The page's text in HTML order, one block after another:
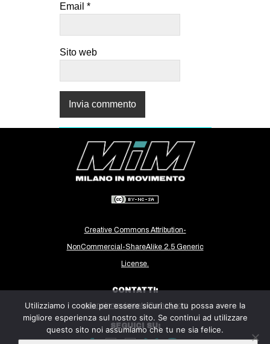
Email *
Sito web
Creative Commons Attribution-
NonCommercial-ShareAlike 2.5 Generic
License.
CONTATTI:
milanoinmovimento@gmail.com
SEGUICI SU:
Utilizziamo i cookie per essere sicuri che tu possa avere la
migliore esperienza sul nostro sito. Se continui ad utilizzare
questo sito noi assumiamo che tu ne sia felice.